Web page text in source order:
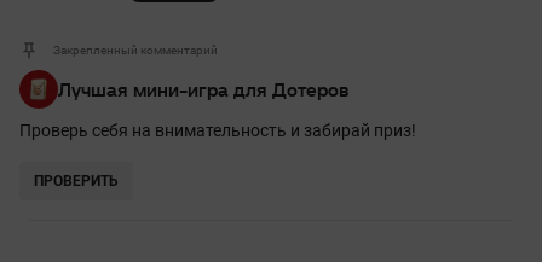
Закрепленный комментарий
Лучшая мини-игра для Дотеров
Проверь себя на внимательность и забирай приз!
ПРОВЕРИТЬ